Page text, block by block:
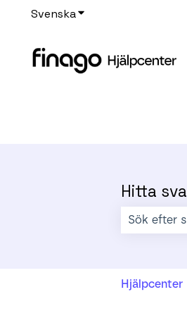
SvenskaVisa undermenyer
Hitta
Hjälpcenter